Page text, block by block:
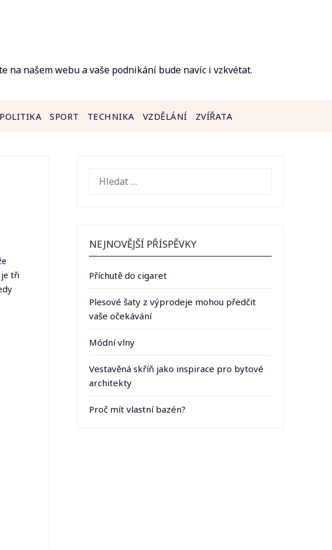
na našem webu a vaše podnikání bude navíc i vzkvétat.
POLITIKA SPORT TECHNIKA VZDĚLÁNÍ ZVÍŘATA
tři
NEJNOVĚJŠÍ PŘÍSPĚVKY
Příchutě do cigaret
Plesové šaty z výprodeje mohou předčit
vaše očekávání
Módní vlny
Vestavěná skříň jako inspirace pro bytové
architekty
Proč mít vlastní bazén?